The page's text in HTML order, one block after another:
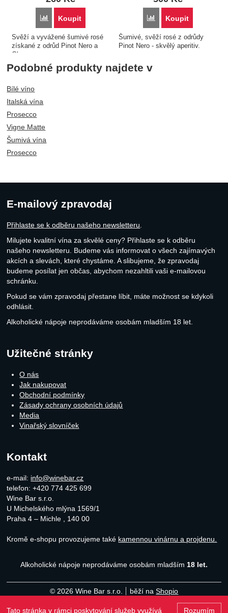
Tato stránka v rámci poskytování služeb využívá Rozumím
Porovnat
Koupit
Svěží a vyvážené šumivé rosé
získané z odrůd Pinot Nero a
Glera...
Porovnat
Koupit
Šumivé, svěží rosé z odrůdy
Pinot Nero - skvělý aperitiv.
Podobné produkty najdete v
Bílé víno
Italská vína
Prosecco
Vigne Matte
Šumivá vína
Prosecco
E-mailový zpravodaj
Přihlaste se k odběru našeho newsletteru
Milujete kvalitní vína za skvělé ceny? Přihlaste se k odběru
našeho newsletteru. Budeme vás informovat o všech zajímavých
akcích a slevách, které chystáme. A slibujeme, že zpravodaj
budeme posílat jen občas, abychom nezahltili vaši e-mailovou
schránku.
Pokud se vám zpravodaj přestane líbit, máte možnost se kdykoli
odhlásit.
Alkoholické nápoje neprodáváme osobám mladším 18 let.
Užitečné stránky
O nás
Jak nakupovat
Obchodní podmínky
Zásady ochrany osobních údajů
Media
Vinařský slovníček
Kontakt
e-mail: info@winebar.cz
telefon: +420 774 425 699
Wine Bar s.r.o.
U Michelského mlýna 1569/1
Praha 4 – Michle
140 00
Kromě e-shopu provozujeme také kamennou vinárnu a projdenu.
Alkoholické nápoje neprodáváme osobám mladším 18 let.
© 2026 Wine Bar s.r.o. běží naShopio